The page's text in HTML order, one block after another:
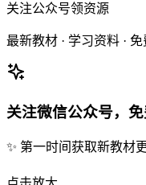
关注公众号领资源
最新教材 · 学习资料 ·
关注微信公众号，
✨ 第一时间获取新教材